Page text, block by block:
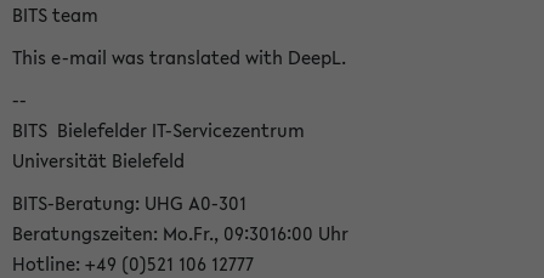
BITS team
This e-mail was translated with DeepL.
--
BITS  Bielefelder IT-Servicezentrum
Universität Bielefeld
BITS-Beratung: UHG A0-301
Beratungszeiten: Mo.Fr., 09:3016:00 Uhr
Hotline: +49 (0)521 106 12777